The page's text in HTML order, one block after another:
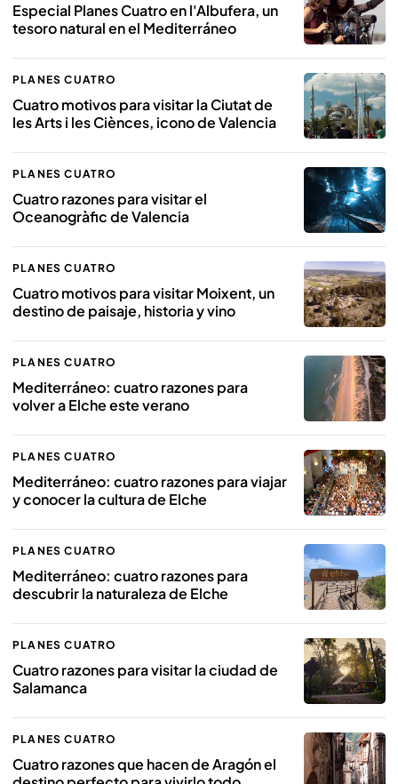
Especial Planes Cuatro en l'Albufera, un
tesoro natural en el Mediterráneo
PLANES CUATRO
Cuatro motivos para visitar la Ciutat de
les Arts i les Ciènces, icono de Valencia
PLANES CUATRO
Cuatro razones para visitar el
Oceanogràfic de Valencia
PLANES CUATRO
Cuatro motivos para visitar Moixent, un
destino de paisaje, historia y vino
PLANES CUATRO
Mediterráneo: cuatro razones para
volver a Elche este verano
PLANES CUATRO
Mediterráneo: cuatro razones para viajar
y conocer la cultura de Elche
PLANES CUATRO
Mediterráneo: cuatro razones para
descubrir la naturaleza de Elche
PLANES CUATRO
Cuatro razones para visitar la ciudad de
Salamanca
PLANES CUATRO
Cuatro razones que hacen de Aragón el